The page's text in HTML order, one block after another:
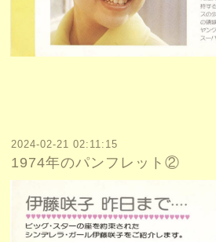
2024-02-21 02:11:15
1974年のパンフレット②